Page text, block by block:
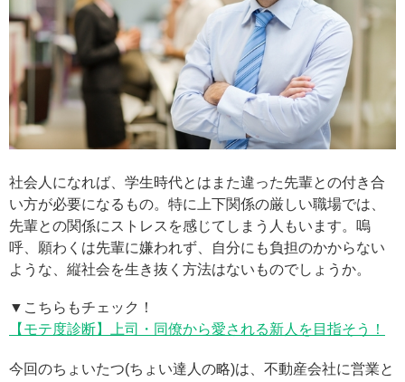
社会人になれば、学生時代とはまた違った先輩との付き合
い方が必要になるもの。特に上下関係の厳しい職場では、
先輩との関係にストレスを感じてしまう人もいます。嗚
呼、願わくは先輩に嫌われず、自分にも負担のかからない
ような、縦社会を生き抜く方法はないものでしょうか。
▼こちらもチェック！
【モテ度診断】上司・同僚から愛される新人を目指そう！
今回のちょいたつ(ちょい達人の略)は、不動産会社に営業と